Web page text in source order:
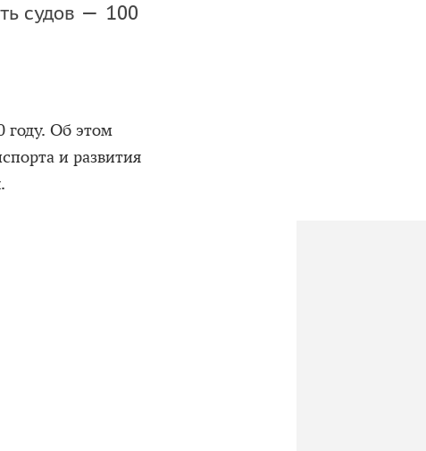
судов — 100
году. Об этом
и развития